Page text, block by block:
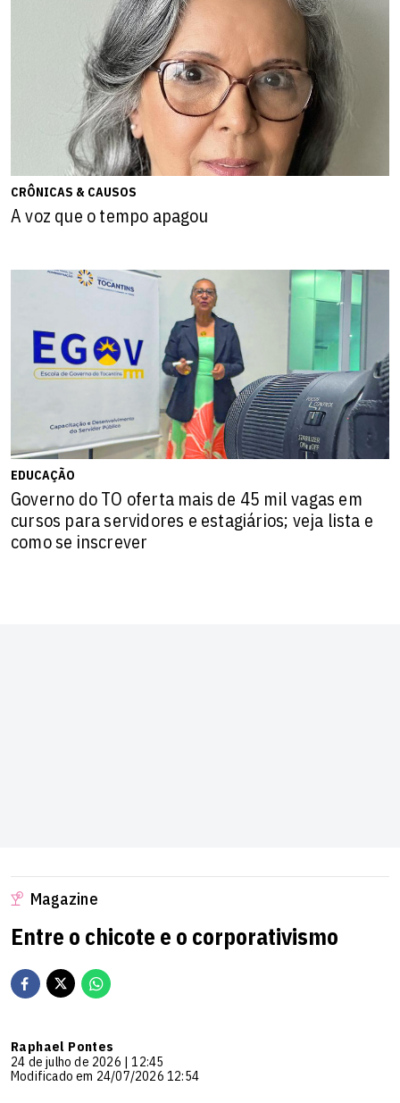
CRÔNICAS & CAUSOS
A voz que o tempo apagou
EDUCAÇÃO
Governo do TO oferta mais de 45 mil vagas em
cursos para servidores e estagiários; veja lista e
como se inscrever
Magazine
Entre o chicote e o corporativismo
Raphael Pontes
24 de julho de 2026 | 12:45
Modificado em 24/07/2026 12:54